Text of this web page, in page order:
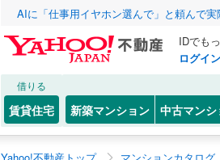
AIに「仕事用イヤホン選んで」と頼んで
IDでも
ログイン
借りる
賃貸住宅 新築マンション 中古マンシ